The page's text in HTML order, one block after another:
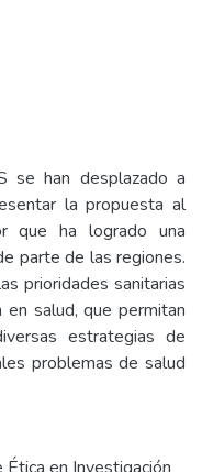
se han desplazado a
la propuesta al
que ha logrado una
parte de las regiones.
prioridades sanitarias
salud, que permitan
estrategias de
problemas de salud